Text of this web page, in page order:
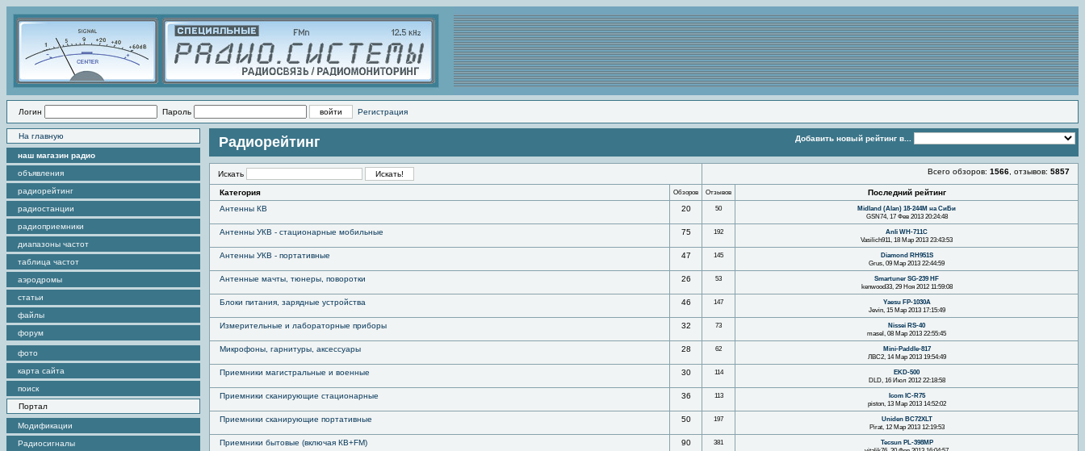
Логин Пароль Регистрация
На главную
наш магазин радио
объявления
радиорейтинг
радиостанции
радиоприемники
диапазоны частот
таблица частот
аэродромы
статьи
файлы
форум
фото
карта сайта
поиск
Портал
Модификации
Радиосигналы
Радиорейтинг Добавить новый рейтинг в...
Искать Всего обзоров: 1566 , отзывов: 5857
Категория Обзоров Отзывов
Последний рейтинг
Антенны КВ
20 50
Midland (Alan) 18-244M на СиБи
GSN74, 17 Фев 2013 20:24:48
Антенны УКВ - стационарные мобильные 75 192
Anli WH-711C
Vasilich911, 18 Мар 2013 23:43:53
Антенны УКВ - портативные 47 145
Diamond RH951S
Grus, 09 Мар 2013 22:44:59
Антенные мачты, тюнеры, поворотки 26 53
Smartuner SG-239 HF
kenwood33, 29 Ноя 2012 11:59:08
Блоки питания, зарядные устройства 46 147
Yaesu FP-1030А
Jevin, 15 Мар 2013 17:15:49
Измерительные и лабораторные приборы 32 73
Nissei RS-40
masel, 08 Мар 2013 22:55:45
Микрофоны, гарнитуры, аксессуары 28 62
Mini-Paddle-817
ЛВС2, 14 Мар 2013 19:54:49
Приемники магистральные и военные 30 114
EKD-500
DLD, 16 Июл 2012 22:18:58
Приемники сканирующие стационарные 36 113
Icom IC-R75
piston, 13 Мар 2013 14:52:02
Приемники сканирующие портативные 50 197
Uniden BC72XLT
Pirat, 12 Мар 2013 12:19:53
Приемники бытовые (включая КВ+FM) 90 381
Tecsun PL-398MP